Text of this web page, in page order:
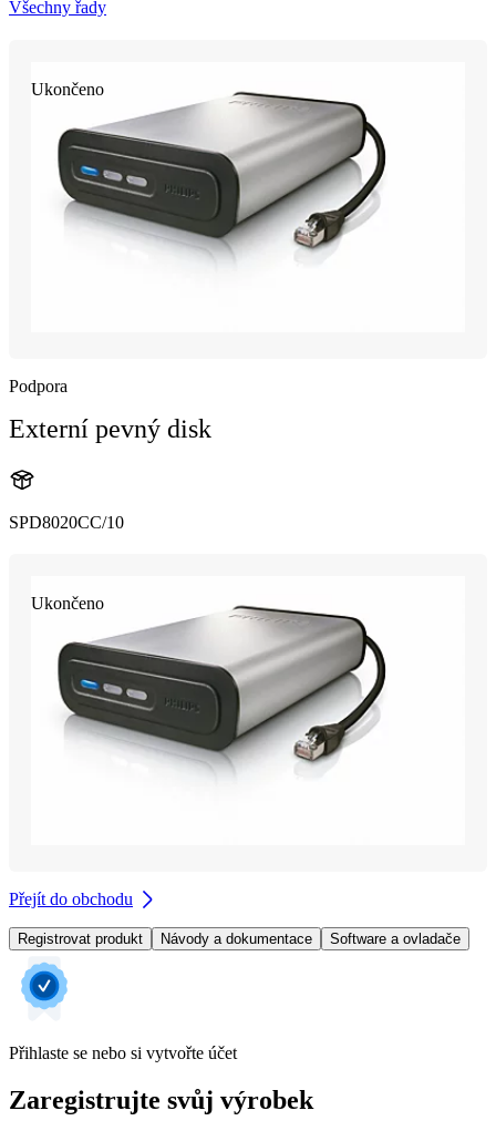
Všechny řady
Ukončeno
Podpora
Externí pevný disk
SPD8020CC/10
Ukončeno
Přejít do obchodu
Registrovat produkt Návody a dokumentace Software a ovladače
Přihlaste se nebo si vytvořte účet
Zaregistrujte svůj výrobek